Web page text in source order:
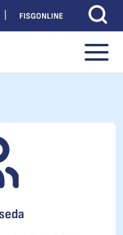
FISGONLINE